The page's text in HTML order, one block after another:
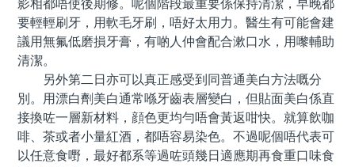
影相都唔使後期修。呢個階段最重要係保持清潔，早晚都
要輕輕刷牙，用軟毛牙刷，唔好太用力。醫生有可能會建
議用無氟低磨損牙膏，有啲人仲會配合漱口水，用嚟輔助
清潔。
另外第二日亦可以真正感受到同普通美白方法嘅分
別。用漂白劑美白通常喺牙齒表層變白，但貼面美白係直
接換咗一層新材料，顔色更均勻唔會黃返咁快。就算飲咖
啡、茶或者小量紅酒，都唔容易染色。不過呢個唔代表可
以任意食嘢，最好都系等過咗頭幾日適應期再食重口味食